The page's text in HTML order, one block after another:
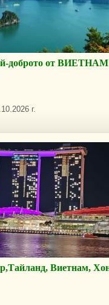
доброто от
г.
Виетнам,